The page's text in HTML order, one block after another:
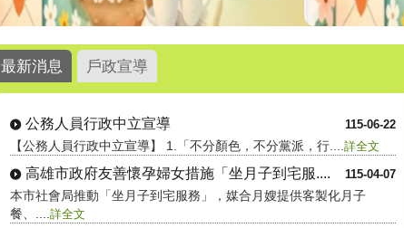
最新消息 戶政宣導
115-06-22
公務人員行政中立宣導
【公務人員行政中立宣導】 1.「不分顏色，不分黨派，行.... 詳全文
115-04-07
高雄市政府友善懷孕婦女措施「坐月子到宅服....
本市社會局推動「坐月子到宅服務」，媒合月嫂提供客製化月子
餐、.... 詳全文